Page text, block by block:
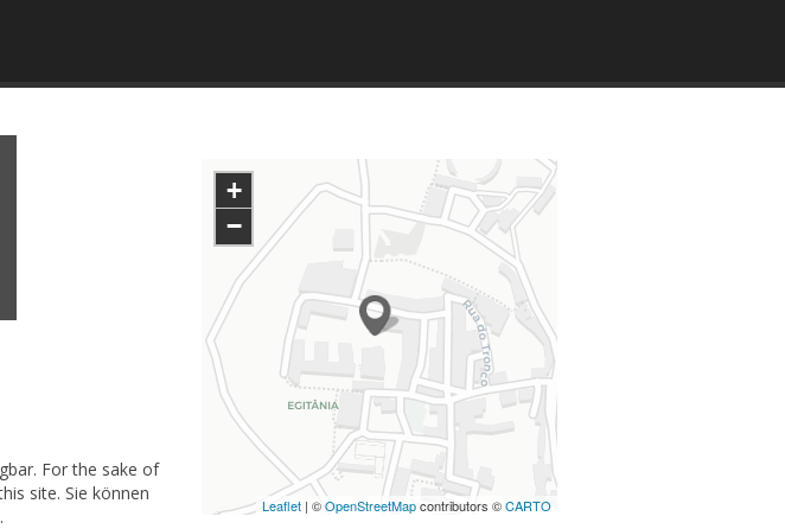
For the sake of
site. Sie können
+
−
Leaflet | ©OpenStreetMapcontributors ©CARTO